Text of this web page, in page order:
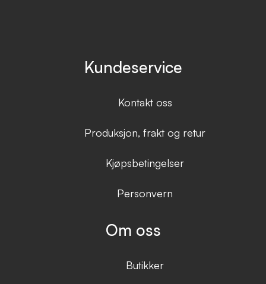
Kundeservice
Kontakt oss
Produksjon, frakt og retur
Kjøpsbetingelser
Personvern
Om oss
Butikker